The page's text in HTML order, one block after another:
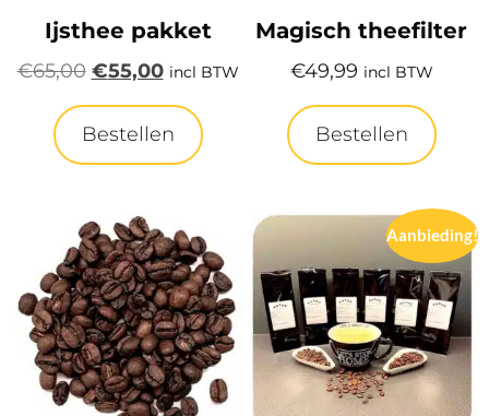
Ijsthee pakket
€65,00 €55,00 incl BTW
Bestellen
Magisch theefilter
€49,99 incl BTW
Bestellen
Aanbieding!